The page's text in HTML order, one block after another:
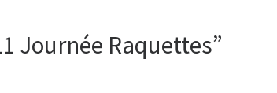
Journée Raquettes”